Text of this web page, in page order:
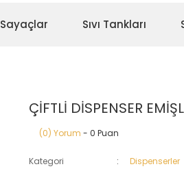
Sayaçlar Sıvı Tankları
ÇİFTLİ DİSPENSER
(0) Yorum - 0 Puan
Kategori
Dispenserler